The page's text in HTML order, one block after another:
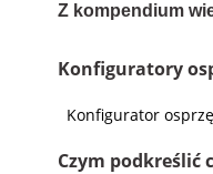
Z kompendium
Konfiguratory
Konfigurator
Czym podkreślić